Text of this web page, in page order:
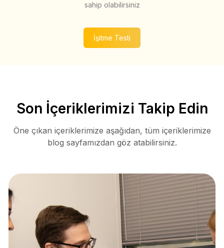
sahip olabilirsiniz
İşitme Testi
Son İçeriklerimizi Takip Edin
Öne çıkan içeriklerimize aşağıdan, tüm içeriklerimize
blog sayfamızdan göz atabilirsiniz.